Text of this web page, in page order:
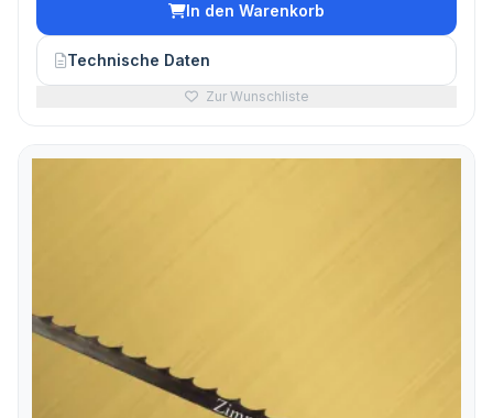
In den Warenkorb
Technische Daten
Zur Wunschliste